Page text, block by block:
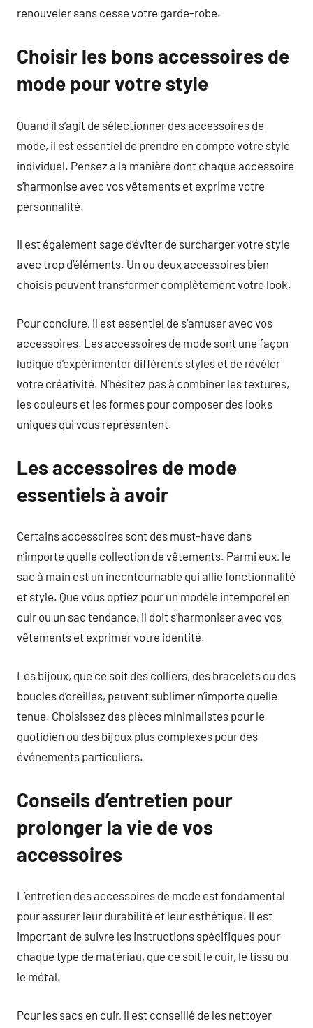
renouveler sans cesse votre garde-robe.
Choisir les bons accessoires de
mode pour votre style
Quand il s’agit de sélectionner des accessoires de
mode, il est essentiel de prendre en compte votre style
individuel. Pensez à la manière dont chaque accessoire
s’harmonise avec vos vêtements et exprime votre
personnalité.
Il est également sage d’éviter de surcharger votre style
avec trop d’éléments. Un ou deux accessoires bien
choisis peuvent transformer complètement votre look.
Pour conclure, il est essentiel de s’amuser avec vos
accessoires. Les accessoires de mode sont une façon
ludique d’expérimenter différents styles et de révéler
votre créativité. N’hésitez pas à combiner les textures,
les couleurs et les formes pour composer des looks
uniques qui vous représentent.
Les accessoires de mode
essentiels à avoir
Certains accessoires sont des must-have dans
n’importe quelle collection de vêtements. Parmi eux, le
sac à main est un incontournable qui allie fonctionnalité
et style. Que vous optiez pour un modèle intemporel en
cuir ou un sac tendance, il doit s’harmoniser avec vos
vêtements et exprimer votre identité.
Les bijoux, que ce soit des colliers, des bracelets ou des
boucles d’oreilles, peuvent sublimer n’importe quelle
tenue. Choisissez des pièces minimalistes pour le
quotidien ou des bijoux plus complexes pour des
événements particuliers.
Conseils d’entretien pour
prolonger la vie de vos
accessoires
L’entretien des accessoires de mode est fondamental
pour assurer leur durabilité et leur esthétique. Il est
important de suivre les instructions spécifiques pour
chaque type de matériau, que ce soit le cuir, le tissu ou
le métal.
Pour les sacs en cuir, il est conseillé de les nettoyer